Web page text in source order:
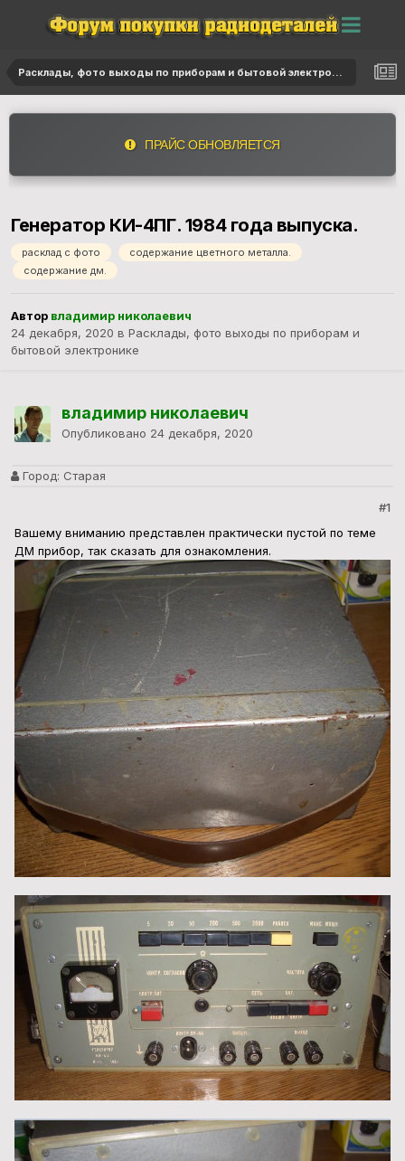
Расклады, фото выходы по приборам и бытовой электронике
ПРАЙС ОБНОВЛЯЕТСЯ
Генератор КИ-4ПГ. 1984 года выпуска.
расклад с фото
содержание цветного металла.
содержание дм.
Автор владимир николаевич
24 декабря, 2020 в Расклады, фото выходы по приборам и
бытовой электронике
владимир николаевич
Опубликовано 24 декабря, 2020
Город: Старая
#1
Вашему вниманию представлен практически пустой по теме
ДМ прибор, так сказать для ознакомления.